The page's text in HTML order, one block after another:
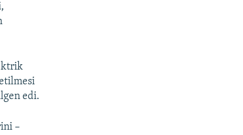
edi.
–